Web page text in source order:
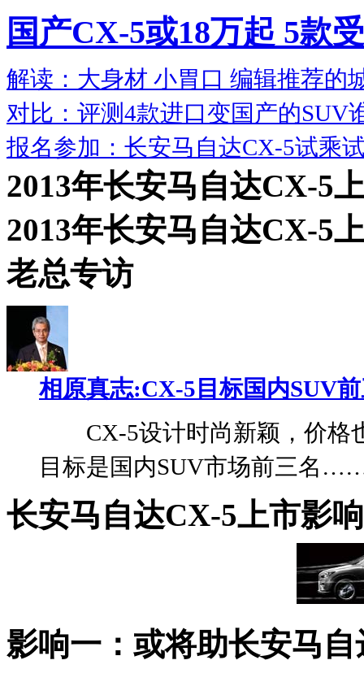
国产CX-5或18万起 5款
解读：大身材 小胃口 编辑推荐的
对比：评测4款进口变国产的SUV
报名参加：长安马自达CX-5试乘
2013年长安马自达CX-5
2013年长安马自达CX-5
老总专访
相原真志:CX-5目标国内SUV
CX-5设计时尚新颖，价格
目标是国内SUV市场前三名
长安马自达CX-5上市影响
影响一：或将助长安马